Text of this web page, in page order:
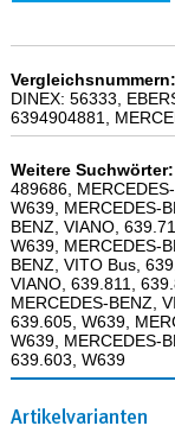
Vergleichsnummern:
DINEX: 56333,
6394904881,
Weitere Suchwörter:
489686,
W639, MERCEDES-
BENZ, VIANO,
W639, MERCEDES-
BENZ, VITO Bus,
VIANO, 639.811,
MERCEDES-BENZ,
639.605, W639,
W639, MERCEDES-
639.603, W639
Artikelvarianten